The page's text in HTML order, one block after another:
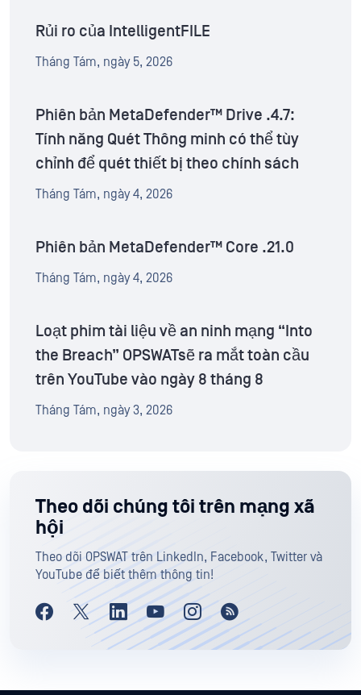
Rủi ro của IntelligentFILE
Tháng Tám, ngày 5, 2026
Phiên bản MetaDefender™ Drive .4.7:
Tính năng Quét Thông minh có thể tùy
chỉnh để quét thiết bị theo chính sách
Tháng Tám, ngày 4, 2026
Phiên bản MetaDefender™ Core .21.0
Tháng Tám, ngày 4, 2026
Loạt phim tài liệu về an ninh mạng “Into
the Breach” OPSWATsẽ ra mắt toàn cầu
trên YouTube vào ngày 8 tháng 8
Tháng Tám, ngày 3, 2026
Theo dõi chúng tôi trên mạng xã
hội
Theo dõi OPSWAT trên LinkedIn, Facebook, Twitter và
YouTube để biết thêm thông tin!